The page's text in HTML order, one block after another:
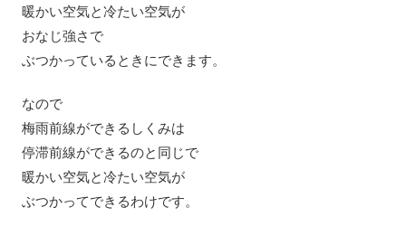
暖かい空気と冷たい空気が
おなじ強さで
ぶつかっているときにできます。
なので
梅雨前線ができるしくみは
停滞前線ができるのと同じで
暖かい空気と冷たい空気が
ぶつかってできるわけです。